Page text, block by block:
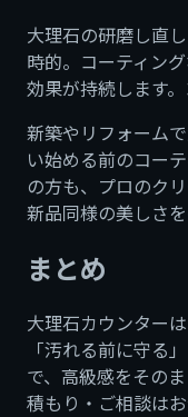
大理石の研磨し直
時的。コーティン
効果が持続します。
新築やリフォーム
い始める前のコー
の方も、プロのク
新品同様の美しさ
まとめ
大理石カウンター
「汚れる前に守る
で、高級感をその
積もり・ご相談はお